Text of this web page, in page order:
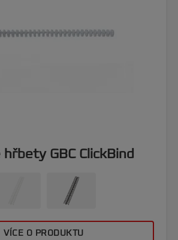
GBC ClickBind
VÍCE O PRODUKTU